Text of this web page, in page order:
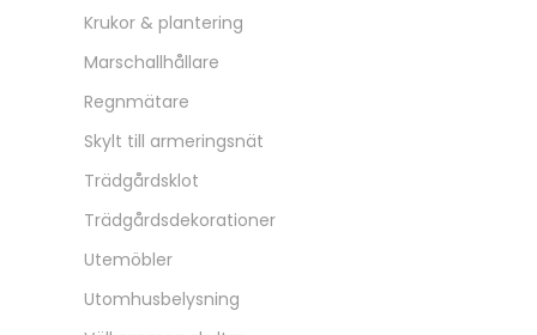
Krukor & plantering
Marschallhållare
Regnmätare
Skylt till armeringsnät
Trädgårdsklot
Trädgårdsdekorationer
Utemöbler
Utomhusbelysning